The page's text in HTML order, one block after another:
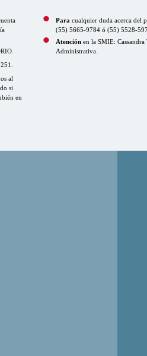
al
si
en
Para cualquier duda acerca del
(55) 5665-9784 ó (55) 5528-
Atención en la SMIE: Cassandra
Administrativa.